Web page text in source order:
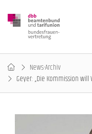
News-Archiv
Geyer: „Die Kommission